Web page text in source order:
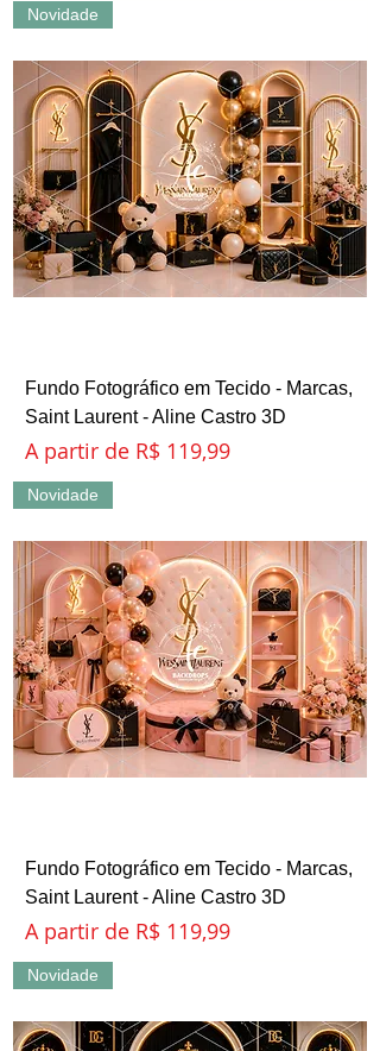
Novidade
Fundo Fotográfico em Tecido - Marcas,
Saint Laurent - Aline Castro 3D
A partir de R$ 119,99
Preço promocional
Novidade
Fundo Fotográfico em Tecido - Marcas,
Saint Laurent - Aline Castro 3D
A partir de R$ 119,99
Preço promocional
Novidade